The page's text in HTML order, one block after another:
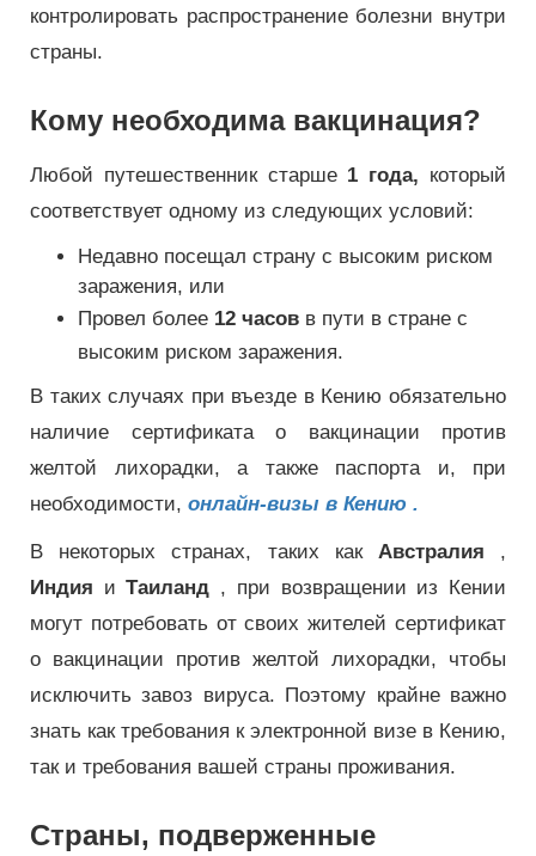
контролировать распространение болезни внутри
страны.
Кому необходима вакцинация?
Любой путешественник старше 1 года, который
соответствует одному из следующих условий:
Недавно посещал страну с высоким риском
заражения, или
Провел более 12 часов в пути в стране с
высоким риском заражения.
В таких случаях при въезде в Кению обязательно
наличие сертификата о вакцинации против
желтой лихорадки, а также паспорта и, при
необходимости, онлайн-визы в Кению .
В некоторых странах, таких как Австралия ,
Индия иТаиланд , при возвращении из Кении
могут потребовать от своих жителей сертификат
о вакцинации против желтой лихорадки, чтобы
исключить завоз вируса. Поэтому крайне важно
знать как требования к электронной визе в Кению,
так и требования вашей страны проживания.
Страны, подверженные